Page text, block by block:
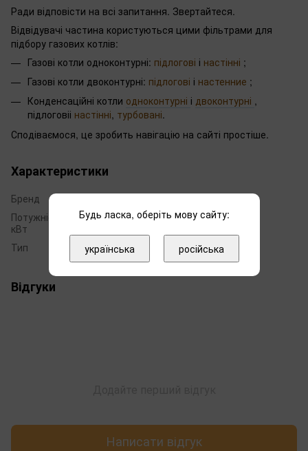
Ради відповісти на всі запитання. Звертайтеся.
Відвідувачі частина користуються цими фільтрами для
підбору газових котлів:
Газові котли одноконтурні: підлогові і настінні ;
Газові котли двоконтурні: підлогові і настенние ;
Конденсаційні котли одноконтурні і двоконтурні ,
підлоговіі настінні, турбовані.
Сподіваємося, це зробить навігацію на сайті простіше.
Характеристики
Бренд
Vaillant
Потужність,
кВт
31
Тип
конвекційний (класичний)
Відгуки
Написати відгук
Будь ласка, оберіть мову сайту:
українська російська